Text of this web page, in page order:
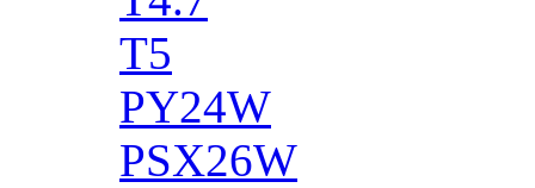
T5
PY24W
PSX26W